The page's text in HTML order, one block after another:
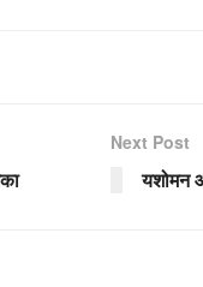
Next Post
यशोमन